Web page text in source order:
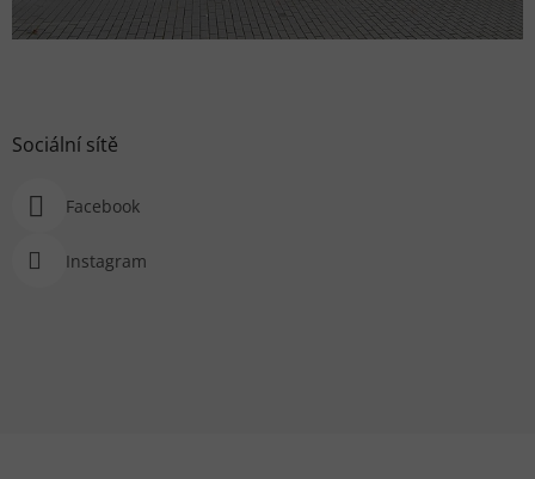
Sociální sítě
Facebook
Instagram